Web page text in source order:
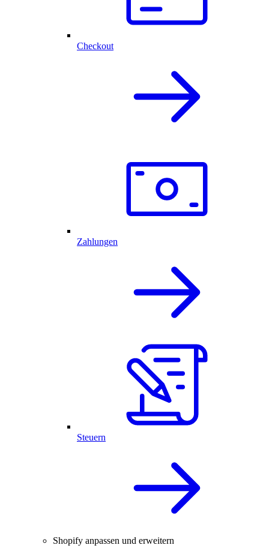
Checkout
Zahlungen
Steuern
Shopify anpassen und erweitern